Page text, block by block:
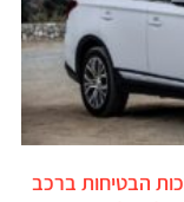
הבטיחות ברכב